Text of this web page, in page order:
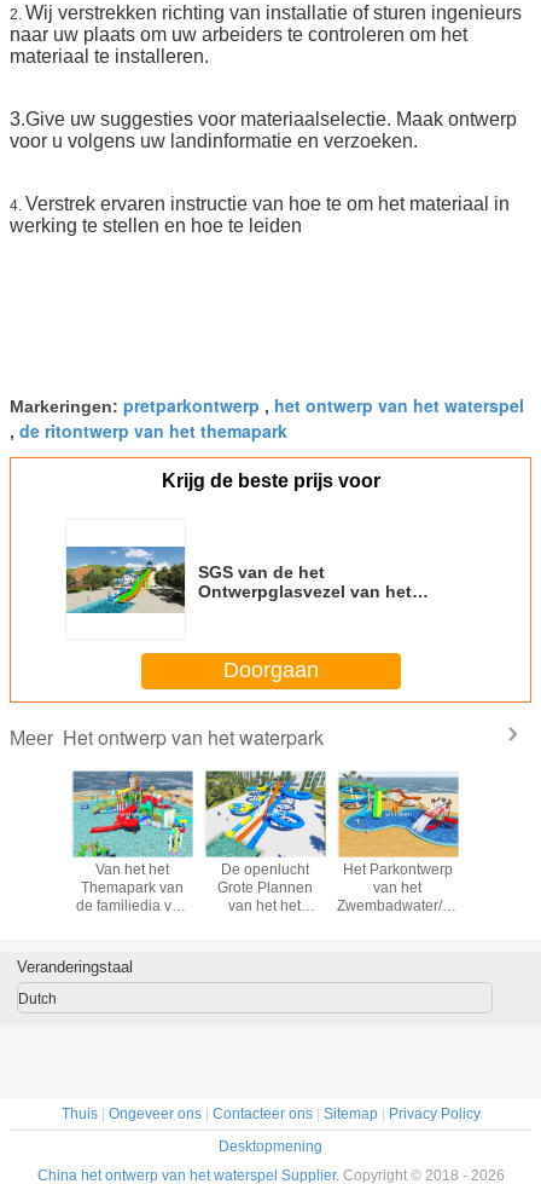
2. Wij verstrekken richting van installatie of sturen ingenieurs
naar uw plaats om uw arbeiders te controleren om het
materiaal te installeren.
3.Give uw suggesties voor materiaalselectie. Maak ontwerp
voor u volgens uw landinformatie en verzoeken.
4. Verstrek ervaren instructie van hoe te om het materiaal in
werking te stellen en hoe te leiden
Markeringen: pretparkontwerp , het ontwerp van het waterspel
, de ritontwerp van het themapark
Krijg de beste prijs voor
SGS van de het
Ontwerpglasvezel van het
het de Poolwater
Doorgaan
Meer Het ontwerp van het waterpark
het
Van het het
Themapark van
de familiedia van
Pret Interactieve
Waterritten
De openlucht
Grote Plannen
van het het
Het Parkontwerp
van het
Zwembadwater/Constrction,
Veranderingstaal
Dutch
Thuis| Ongeveer ons| Contacteer ons| Sitemap| Privacy Policy
Desktopmening
China het ontwerp van het waterspel Supplier. Copyright © 2018 - 2026